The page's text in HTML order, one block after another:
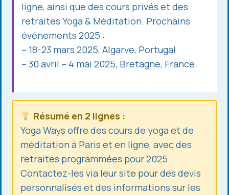
ligne, ainsi que des cours privés et des
retraites Yoga & Méditation. Prochains
événements 2025 :
– 18-23 mars 2025, Algarve, Portugal
– 30 avril – 4 mai 2025, Bretagne, France.
Résumé en 2 lignes :
Yoga Ways offre des cours de yoga et de
méditation à Paris et en ligne, avec des
retraites programmées pour 2025.
Contactez-les via leur site pour des devis
personnalisés et des informations sur les